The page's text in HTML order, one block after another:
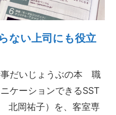
ない上司にも役立
だいじょうぶの本 職
ケーションできるSST
北岡祐子）を、客室専